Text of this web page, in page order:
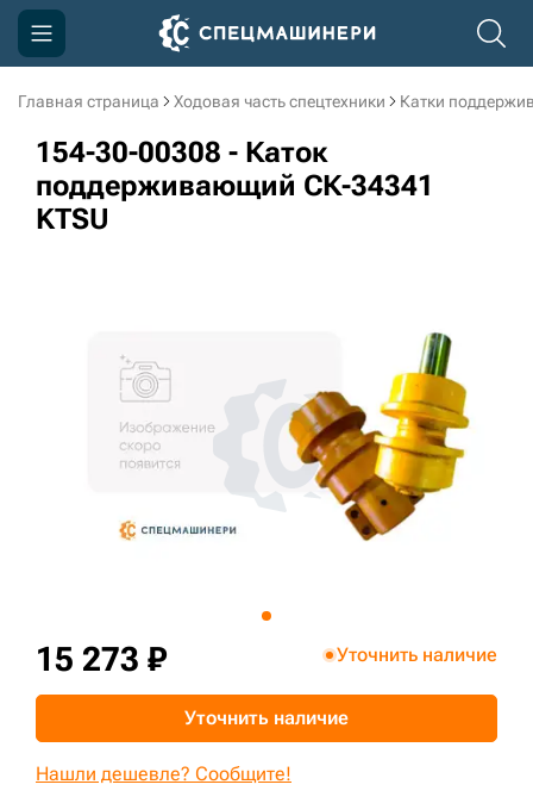
Главная страница Ходовая часть спецтехники Катки
154-30-00308 - Каток
поддерживающий СК-34341
KTSU
15 273 ₽ Уточнить наличие
Уточнить наличие
Нашли дешевле? Сообщите!
Компания
Акции
Доставка и оплата
3D тур по производству